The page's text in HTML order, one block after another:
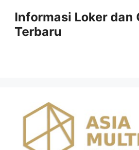
content
Informasi Loker dan
Terbaru